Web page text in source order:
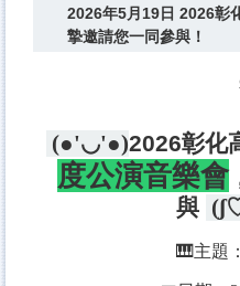
2026年5月19日 2026彰
摯邀請您一同參與！
(●'◡'●)2026彰化
度公演音樂會
與
🎹主題